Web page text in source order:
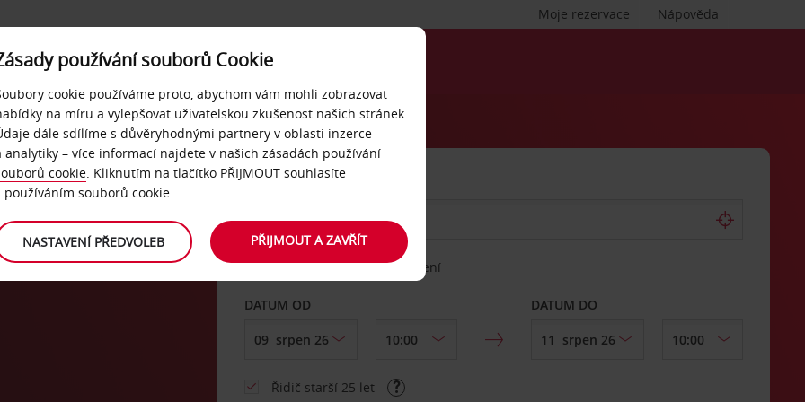
Nápověda
Moje rezervace
NAŠE SLUŽBY FIREMNÍ ZÁKAZNÍCI
Vyberte si jiné místo vrácení
DATUM OD DATUM DO
Řidič starší 25 let
používání souborů Cookie
cookie používáme proto, abychom vám mohli zobrazovat
na míru a vylepšovat uživatelskou zkušenost našich stránek.
dále sdílíme s důvěryhodnými partnery v oblasti inzerce
analytiky – více informací najdete v našich zásadách používání
cookie. Kliknutím na tlačítko PŘIJMOUT souhlasíte
používáním souborů cookie.
NASTAVENÍ PŘEDVOLEB PŘIJMOUT A ZAVŘÍT